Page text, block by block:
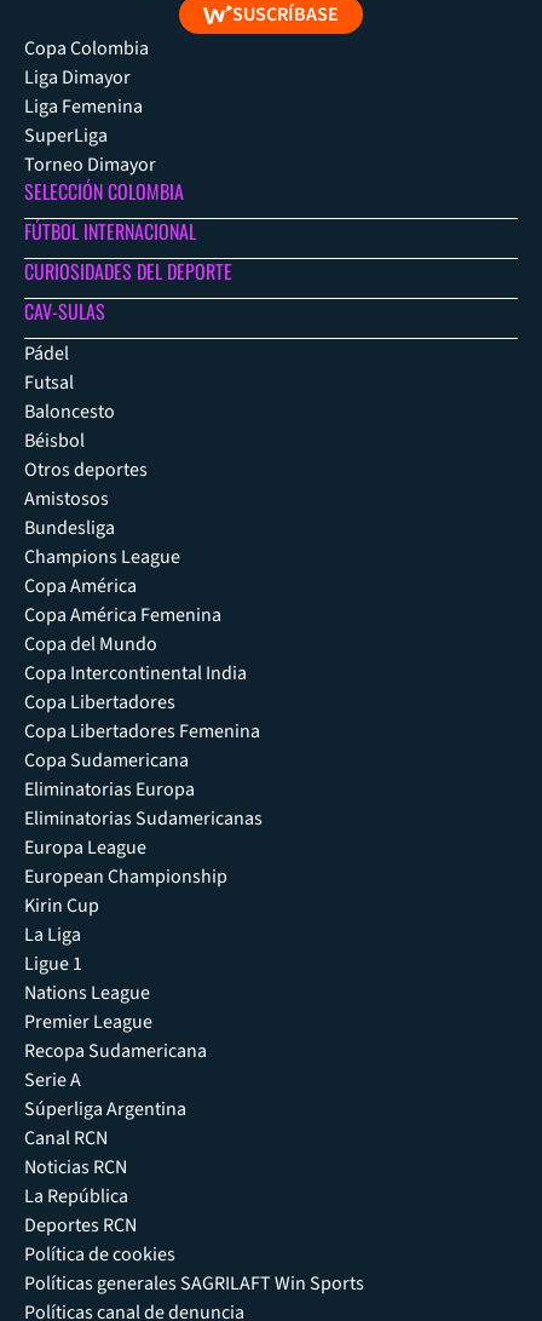
SUSCRÍBASE
Copa Colombia
Liga Dimayor
Liga Femenina
SuperLiga
Torneo Dimayor
SELECCIÓN COLOMBIA
FÚTBOL INTERNACIONAL
CURIOSIDADES DEL DEPORTE
CAV-SULAS
Pádel
Futsal
Baloncesto
Béisbol
Otros deportes
Amistosos
Bundesliga
Champions League
Copa América
Copa América Femenina
Copa del Mundo
Copa Intercontinental India
Copa Libertadores
Copa Libertadores Femenina
Copa Sudamericana
Eliminatorias Europa
Eliminatorias Sudamericanas
Europa League
European Championship
Kirin Cup
La Liga
Ligue 1
Nations League
Premier League
Recopa Sudamericana
Serie A
Súperliga Argentina
Canal RCN
Noticias RCN
La República
Deportes RCN
Política de cookies
Políticas generales SAGRILAFT Win Sports
Políticas canal de denuncia